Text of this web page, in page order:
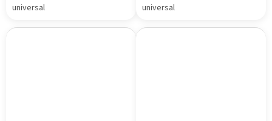
universal universal